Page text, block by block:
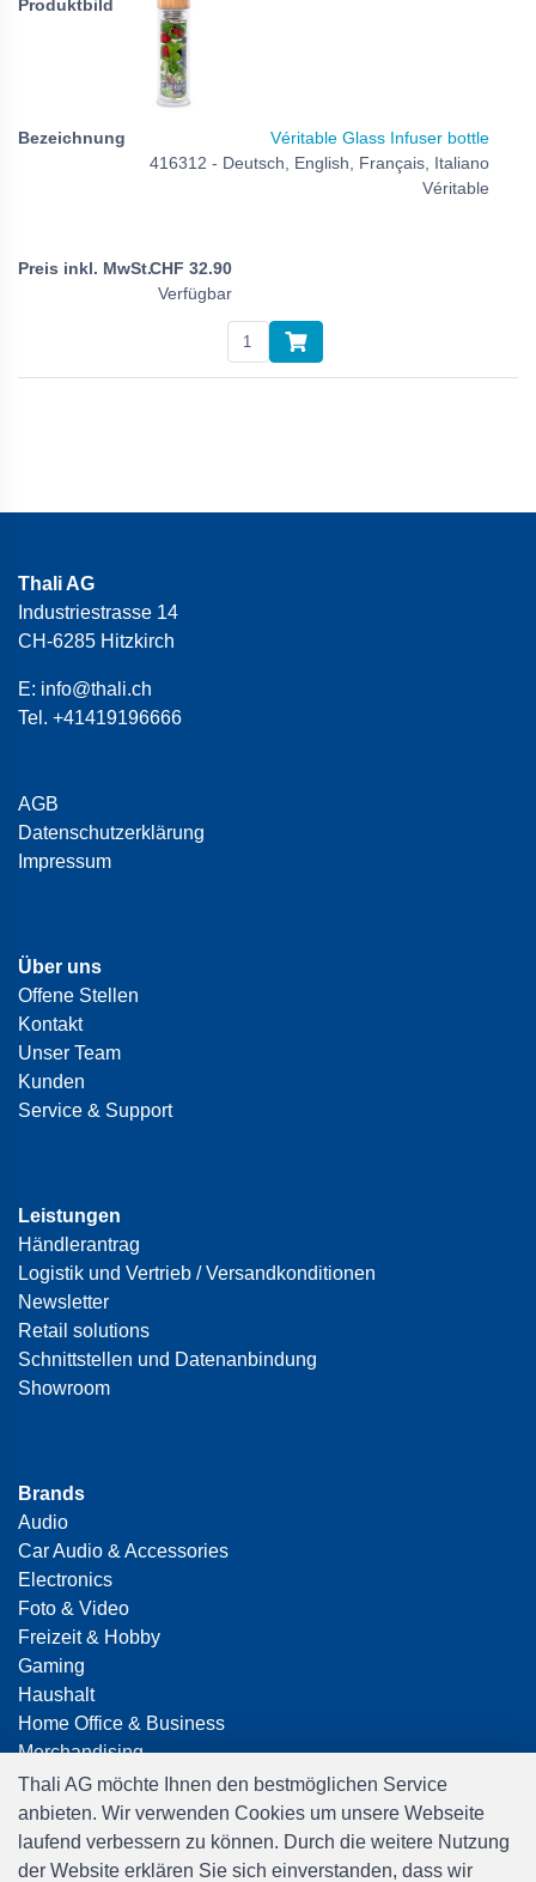
Véritable Glass Infuser bottle
416312 - Deutsch, English, Français, Italiano
Véritable
CHF 32.90
Verfügbar
Thali AG
Industriestrasse 14
CH-6285 Hitzkirch
E: info@thali.ch
Tel. +41419196666
AGB
Datenschutzerklärung
Impressum
Über uns
Offene Stellen
Kontakt
Unser Team
Kunden
Service & Support
Leistungen
Händlerantrag
Logistik und Vertrieb / Versandkonditionen
Newsletter
Retail solutions
Schnittstellen und Datenanbindung
Showroom
Brands
Audio
Car Audio & Accessories
Electronics
Foto & Video
Freizeit & Hobby
Gaming
Haushalt
Home Office & Business
Merchandising
Smart Home
Spielwaren
Travel
Thali AG möchte Ihnen den bestmöglichen Service
anbieten. Wir verwenden Cookies um unsere Webseite
laufend verbessern zu können. Durch die weitere Nutzung
der Website erklären Sie sich einverstanden, dass wir